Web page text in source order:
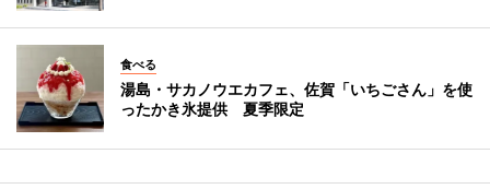
食べる
湯島・サカノウエカフェ、佐賀「いちごさん」を使
ったかき氷提供 夏季限定